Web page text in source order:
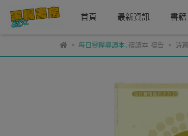
首頁 最新資訊 書籍
每日靈糧導讀本, 禱讀本, 禱告 詩